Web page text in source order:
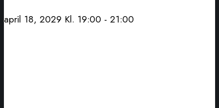
april 18, 2029 Kl. 19:00 - 21:00